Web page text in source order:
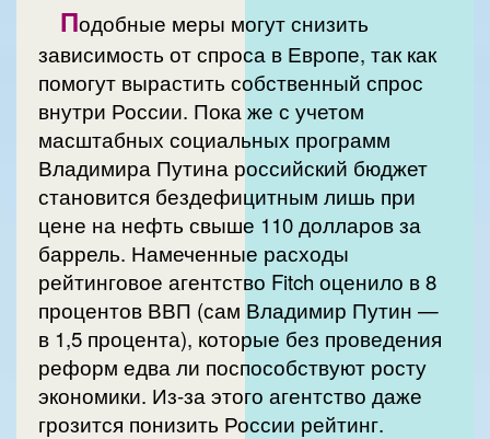
Подобные меры могут снизить
зависимость от спроса в Европе, так как
помогут вырастить собственный спрос
внутри России. Пока же с учетом
масштабных социальных программ
Владимира Путина российский бюджет
становится бездефицитным лишь при
цене на нефть свыше 110 долларов за
баррель. Намеченные расходы
рейтинговое агентство Fitch оценило в 8
процентов ВВП (сам Владимир Путин —
в 1,5 процента), которые без проведения
реформ едва ли поспособствуют росту
экономики. Из-за этого агентство даже
грозится понизить России рейтинг.